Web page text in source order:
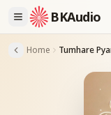
BKAudio
Home Tumhare